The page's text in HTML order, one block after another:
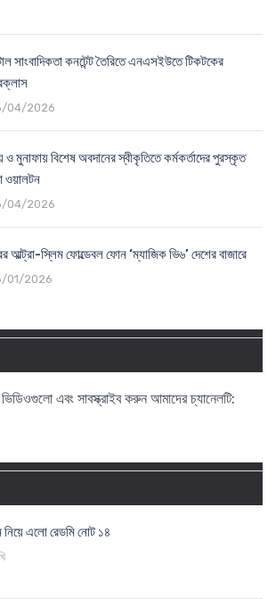
সাংবাদিকতা কনটেন্ট তৈরিতে এনএসইউতে টিকটকের
04/2026
ও মুনাফায় বিশেষ অবদানের স্বীকৃতিতে কর্মকর্তাদের পুরস্কৃত
ওয়ালটন
04/2026
আল্ট্রা-স্লিম ফোল্ডেবল ফোন ‘ম্যাজিক ভি৬’ দেশের বাজারে
01/2026
এবং সাবস্ক্রাইব করুন আমাদের চ্যানেলটি:
নিয়ে এলো রেডমি নোট ১৪